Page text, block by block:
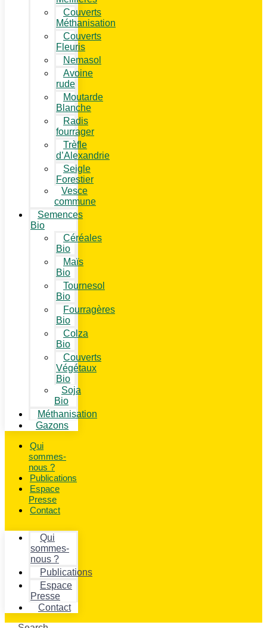
Couverts
Méthanisation
Couverts
Fleuris
Nemasol
Avoine
rude
Moutarde
Blanche
Radis
fourrager
Trèfle
d’Alexandrie
Seigle
Forestier
Vesce
commune
Semences
Bio
Céréales
Bio
Maïs
Bio
Tournesol
Bio
Fourragères
Bio
Colza
Bio
Couverts
Végétaux
Bio
Soja
Bio
Méthanisation
Gazons
Qui
sommes-
nous ?
Publications
Espace
Presse
Contact
Qui
sommes-
nous ?
Publications
Espace
Presse
Contact